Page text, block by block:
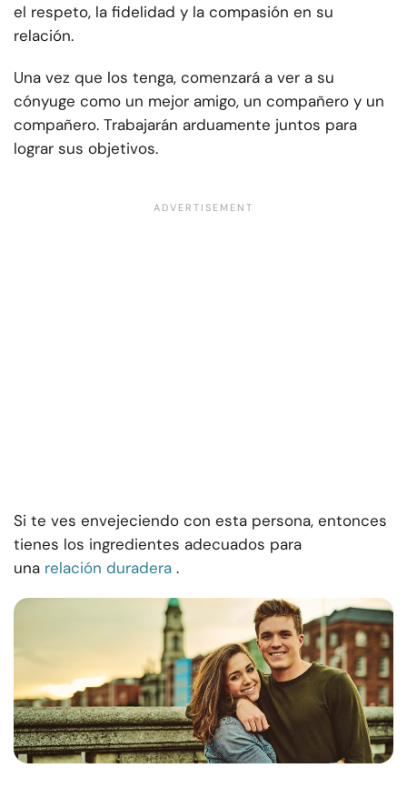
el respeto, la fidelidad y la compasión en su
relación.
Una vez que los tenga, comenzará a ver a su
cónyuge como un mejor amigo, un compañero y un
compañero. Trabajarán arduamente juntos para
lograr sus objetivos.
Si te ves envejeciendo con esta persona, entonces
tienes los ingredientes adecuados para
una relación duradera .